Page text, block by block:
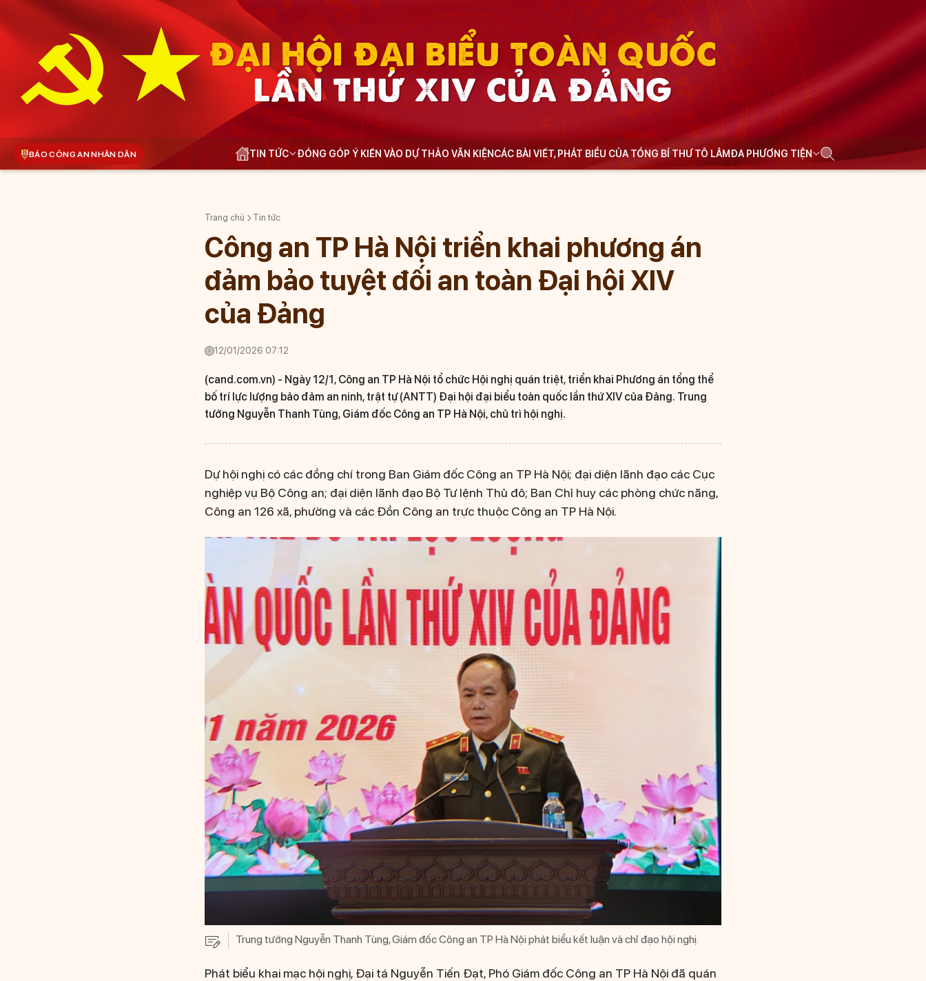
ĐẠI HỘI ĐẠI BIỂU TOÀN QUỐC
LẦN THỨ XIV CỦA ĐẢNG
BÁO CÔNG AN NHÂN DÂN TIN TỨC ĐÓNG GÓP Ý KIẾN VÀO DỰ THẢO VĂN KIỆNCÁC BÀI VIẾT, PHÁT BIỂU CỦA TỔNG BÍ THƯ TÔ LÂMĐA PHƯƠNG TIỆN
Trang chủ Tin tức
Công an TP Hà Nội triển khai phương án
đảm bảo tuyệt đối an toàn Đại hội XIV
của Đảng
12/01/2026 07:12
(cand.com.vn) - Ngày 12/1, Công an TP Hà Nội tổ chức Hội nghị quán triệt, triển khai Phương án tổng thể
bố trí lực lượng bảo đảm an ninh, trật tự (ANTT) Đại hội đại biểu toàn quốc lần thứ XIV của Đảng. Trung
tướng Nguyễn Thanh Tùng, Giám đốc Công an TP Hà Nội, chủ trì hội nghị.
Dự hội nghị có các đồng chí trong Ban Giám đốc Công an TP Hà Nội; đại diện lãnh đạo các Cục
nghiệp vụ Bộ Công an; đại diện lãnh đạo Bộ Tư lệnh Thủ đô; Ban Chỉ huy các phòng chức năng,
Công an 126 xã, phường và các Đồn Công an trực thuộc Công an TP Hà Nội.
Trung tướng Nguyễn Thanh Tùng, Giám đốc Công an TP Hà Nội phát biểu kết luận và chỉ đạo hội nghị.
Phát biểu khai mạc hội nghị, Đại tá Nguyễn Tiến Đạt, Phó Giám đốc Công an TP Hà Nội đã quán